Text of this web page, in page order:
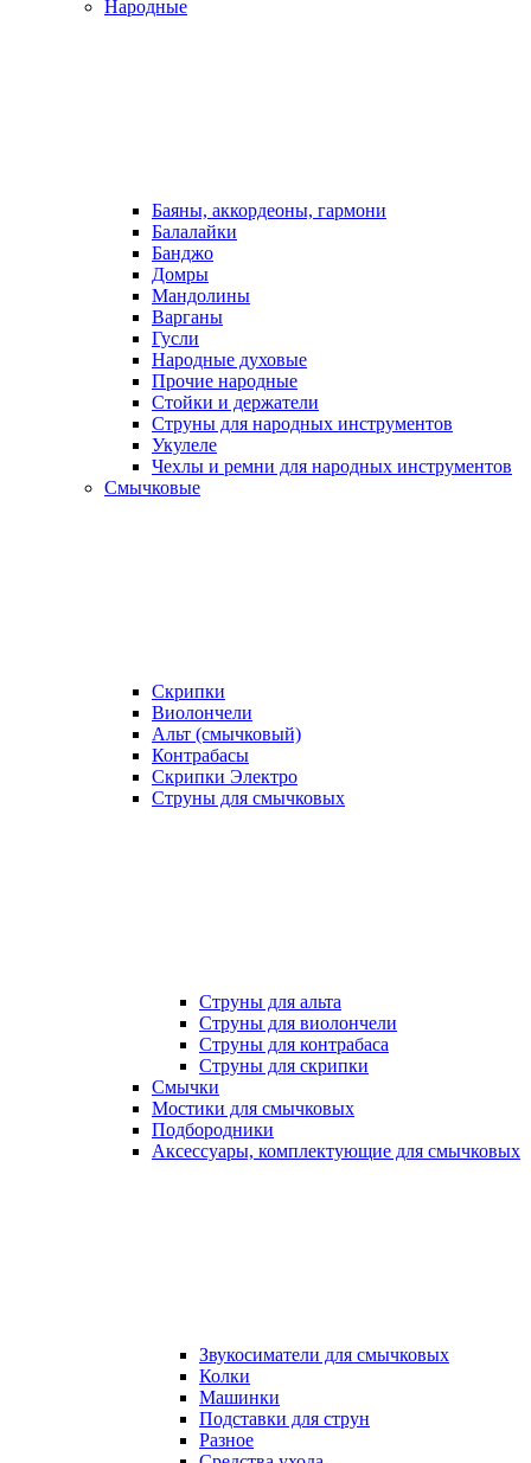
Народные
Баяны, аккордеоны, гармони
Балалайки
Банджо
Домры
Мандолины
Варганы
Гусли
Народные духовые
Прочие народные
Стойки и держатели
Струны для народных инструментов
Укулеле
Чехлы и ремни для народных инструментов
Смычковые
Скрипки
Виолончели
Альт (смычковый)
Контрабасы
Скрипки Электро
Струны для смычковых
Струны для альта
Струны для виолончели
Струны для контрабаса
Струны для скрипки
Смычки
Мостики для смычковых
Подбородники
Аксеcсуары, комплектующие для смычковых
Звукосиматели для смычковых
Колки
Машинки
Подставки для струн
Разное